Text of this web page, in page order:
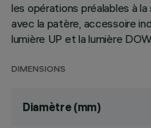
les opérations préalables à
avec la patère, accessoire
lumière UP et la lumière
DIMENSIONS
Diamètre (mm)